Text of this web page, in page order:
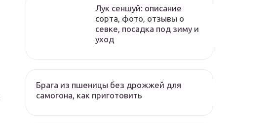
Лук сеншуй: описание
сорта, фото, отзывы о
севке, посадка под зиму и
уход
Брага из пшеницы без дрожжей для
самогона, как приготовить